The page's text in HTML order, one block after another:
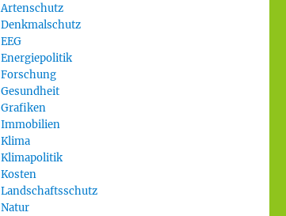
Artenschutz
Denkmalschutz
EEG
Energiepolitik
Forschung
Gesundheit
Grafiken
Immobilien
Klima
Klimapolitik
Kosten
Landschaftsschutz
Natur